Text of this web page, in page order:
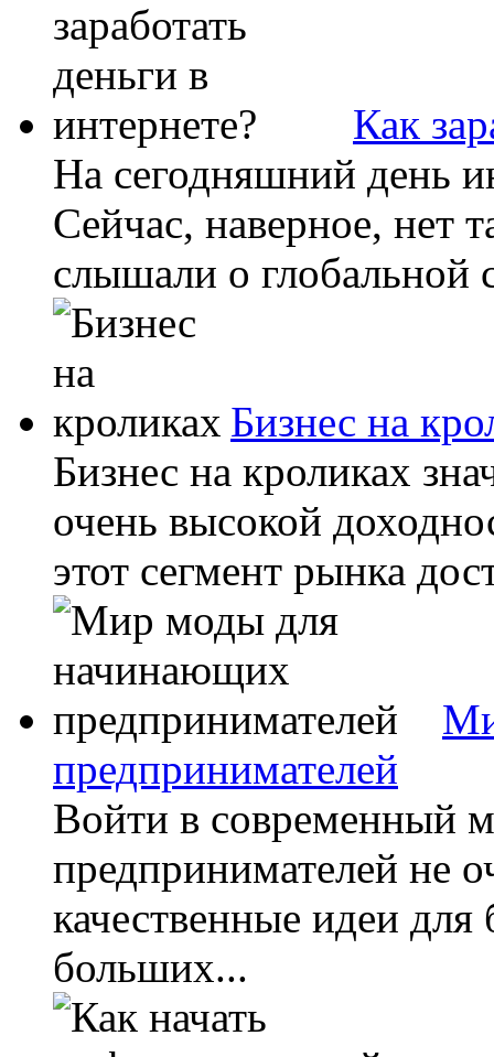
Как
На сегодняшний день
Сейчас, наверное, нет
слышали о глобальной
Бизнес на
Бизнес на кроликах
очень высокой
этот сегмент рынка
предпринимателей
Войти в современный
предпринимателей не
качественные идеи
больших...